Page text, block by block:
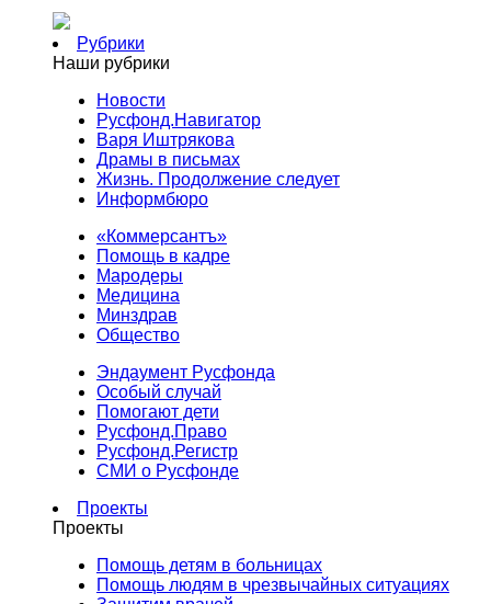
Рубрики
Наши рубрики
Новости
Русфонд.Навигатор
Варя Иштрякова
Драмы в письмах
Жизнь. Продолжение следует
Информбюро
«Коммерсантъ»
Помощь в кадре
Мародеры
Медицина
Минздрав
Общество
Эндаумент Русфонда
Особый случай
Помогают дети
Русфонд.Право
Русфонд.Регистр
СМИ о Русфонде
Проекты
Проекты
Помощь детям в больницах
Помощь людям в чрезвычайных ситуациях